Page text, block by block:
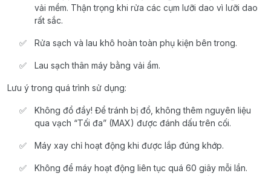
vải mềm. Thận trọng khi rửa các cụm lưỡi dao vì lưỡi dao
rất sắc.
Rửa sạch và lau khô hoàn toàn phụ kiện bên trong.
Lau sạch thân máy bằng vải ẩm.
Lưu ýtrong quá trình sử dụng:
Không đổ đầy! Để tránh bị đổ không thêm nguyên liệu
qua vạch “Tối đa” (MAX) được đánh dấu trên cối.
Máy xay chỉ hoạt động khi được lắp đúng khớp.
Không để máy hoạt động liên tục quá 60 giây mỗi lần.